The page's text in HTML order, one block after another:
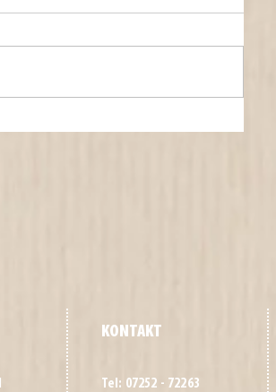
KONTAKT
Tel: 07252 - 72263